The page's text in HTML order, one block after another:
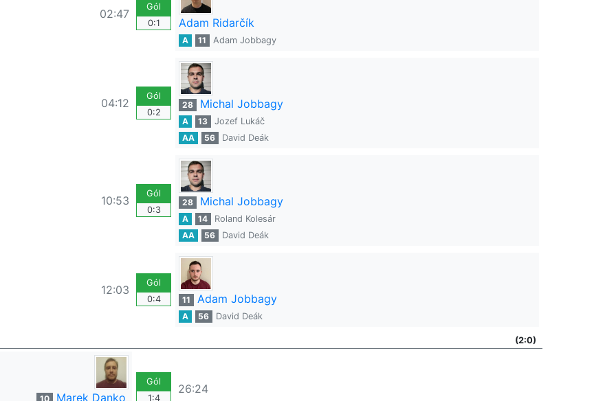
02:47
Gól
0:1
Adam Ridarčík
A 11 Adam Jobbagy
04:12
Gól
0:2
28 Michal Jobbagy
A 13
Jozef Lukáč
AA
56 David Deák
10:53
Gól
0:3
28 Michal Jobbagy
A 14
Roland Kolesár
AA
56 David Deák
12:03
Gól
0:4
11 Adam Jobbagy
A 56 David Deák
(2:0)
10 Marek Danko
Gól
1:4
26:24